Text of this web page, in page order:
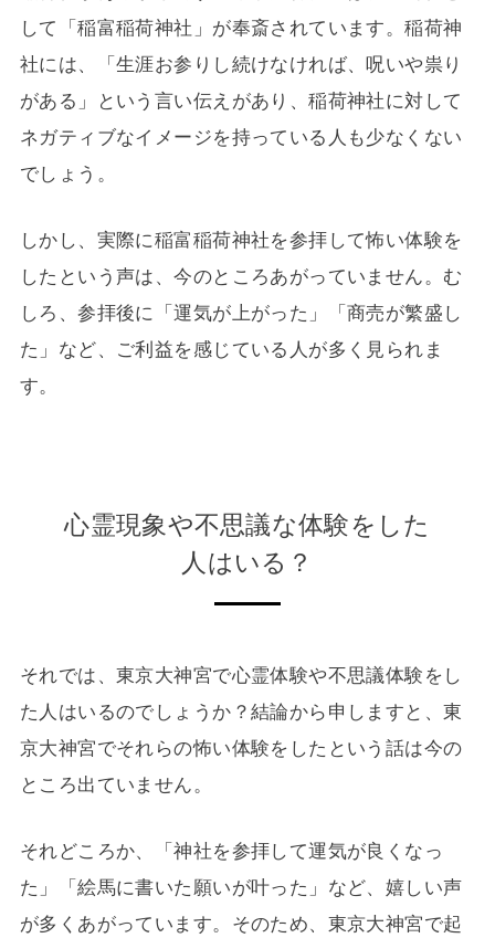
して「稲富稲荷神社」が奉斎されています。稲荷神
社には、「生涯お参りし続けなければ、呪いや祟り
がある」という言い伝えがあり、稲荷神社に対して
ネガティブなイメージを持っている人も少なくない
でしょう。
しかし、実際に稲富稲荷神社を参拝して怖い体験を
したという声は、今のところあがっていません。む
しろ、参拝後に「運気が上がった」「商売が繁盛し
た」など、ご利益を感じている人が多く見られま
す。
心霊現象や不思議な体験をした
人はいる？
それでは、東京大神宮で心霊体験や不思議体験をし
た人はいるのでしょうか？結論から申しますと、東
京大神宮でそれらの怖い体験をしたという話は今の
ところ出ていません。
それどころか、「神社を参拝して運気が良くなっ
た」「絵馬に書いた願いが叶った」など、嬉しい声
が多くあがっています。そのため、東京大神宮で起